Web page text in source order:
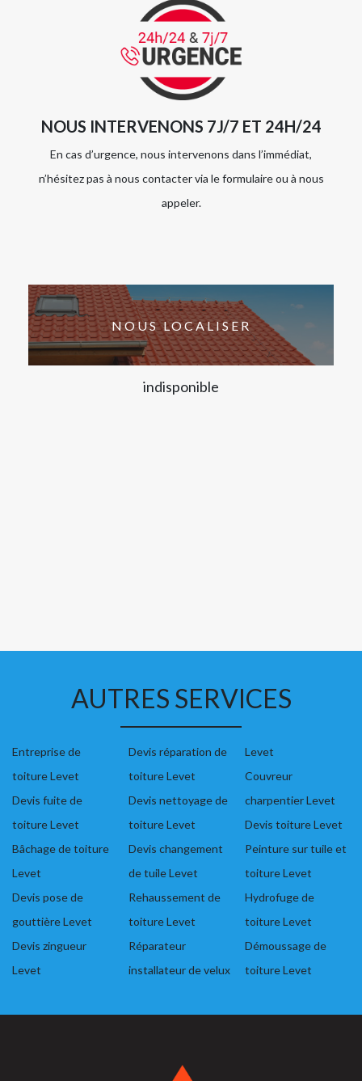
NOUS INTERVENONS 7J/7 ET 24H/24
En cas d’urgence, nous intervenons dans l’immédiat,
n’hésitez pas à nous contacter via le formulaire ou à nous
appeler.
NOUS LOCALISER
indisponible
AUTRES SERVICES
Entreprise de
toiture Levet
Devis fuite de
toiture Levet
Bâchage de toiture
Levet
Devis pose de
gouttière Levet
Devis zingueur
Levet
Devis réparation de
toiture Levet
Devis nettoyage de
toiture Levet
Devis changement
de tuile Levet
Rehaussement de
toiture Levet
Réparateur
installateur de velux
Levet
Couvreur
charpentier Levet
Devis toiture Levet
Peinture sur tuile et
toiture Levet
Hydrofuge de
toiture Levet
Démoussage de
toiture Levet